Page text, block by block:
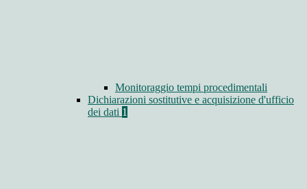
Monitoraggio tempi procedimentali
Dichiarazioni sostitutive e acquisizione d'ufficio
dei dati 1